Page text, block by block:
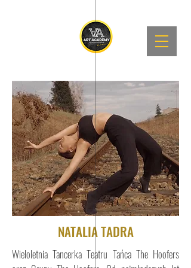
NATALIA TADRA
Wieloletnia Tancerka Teatru Tańca The Hoofers